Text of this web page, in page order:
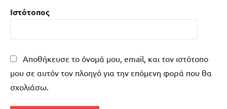
Ιστότοπος
Αποθήκευσε το όνομά μου, email, και τον ιστότοπο
μου σε αυτόν τον πλοηγό για την επόμενη φορά που θα
σχολιάσω.